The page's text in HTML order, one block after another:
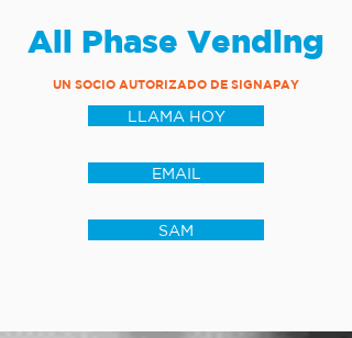
All Phase Vending
UN SOCIO AUTORIZADO DE SIGNAPAY
LLAMA HOY
EMAIL
SAM